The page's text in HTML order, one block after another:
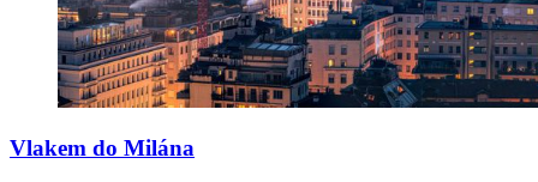
Vlakem do Milána